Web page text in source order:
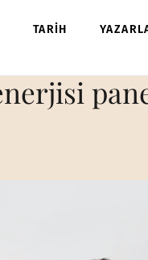
TARİH